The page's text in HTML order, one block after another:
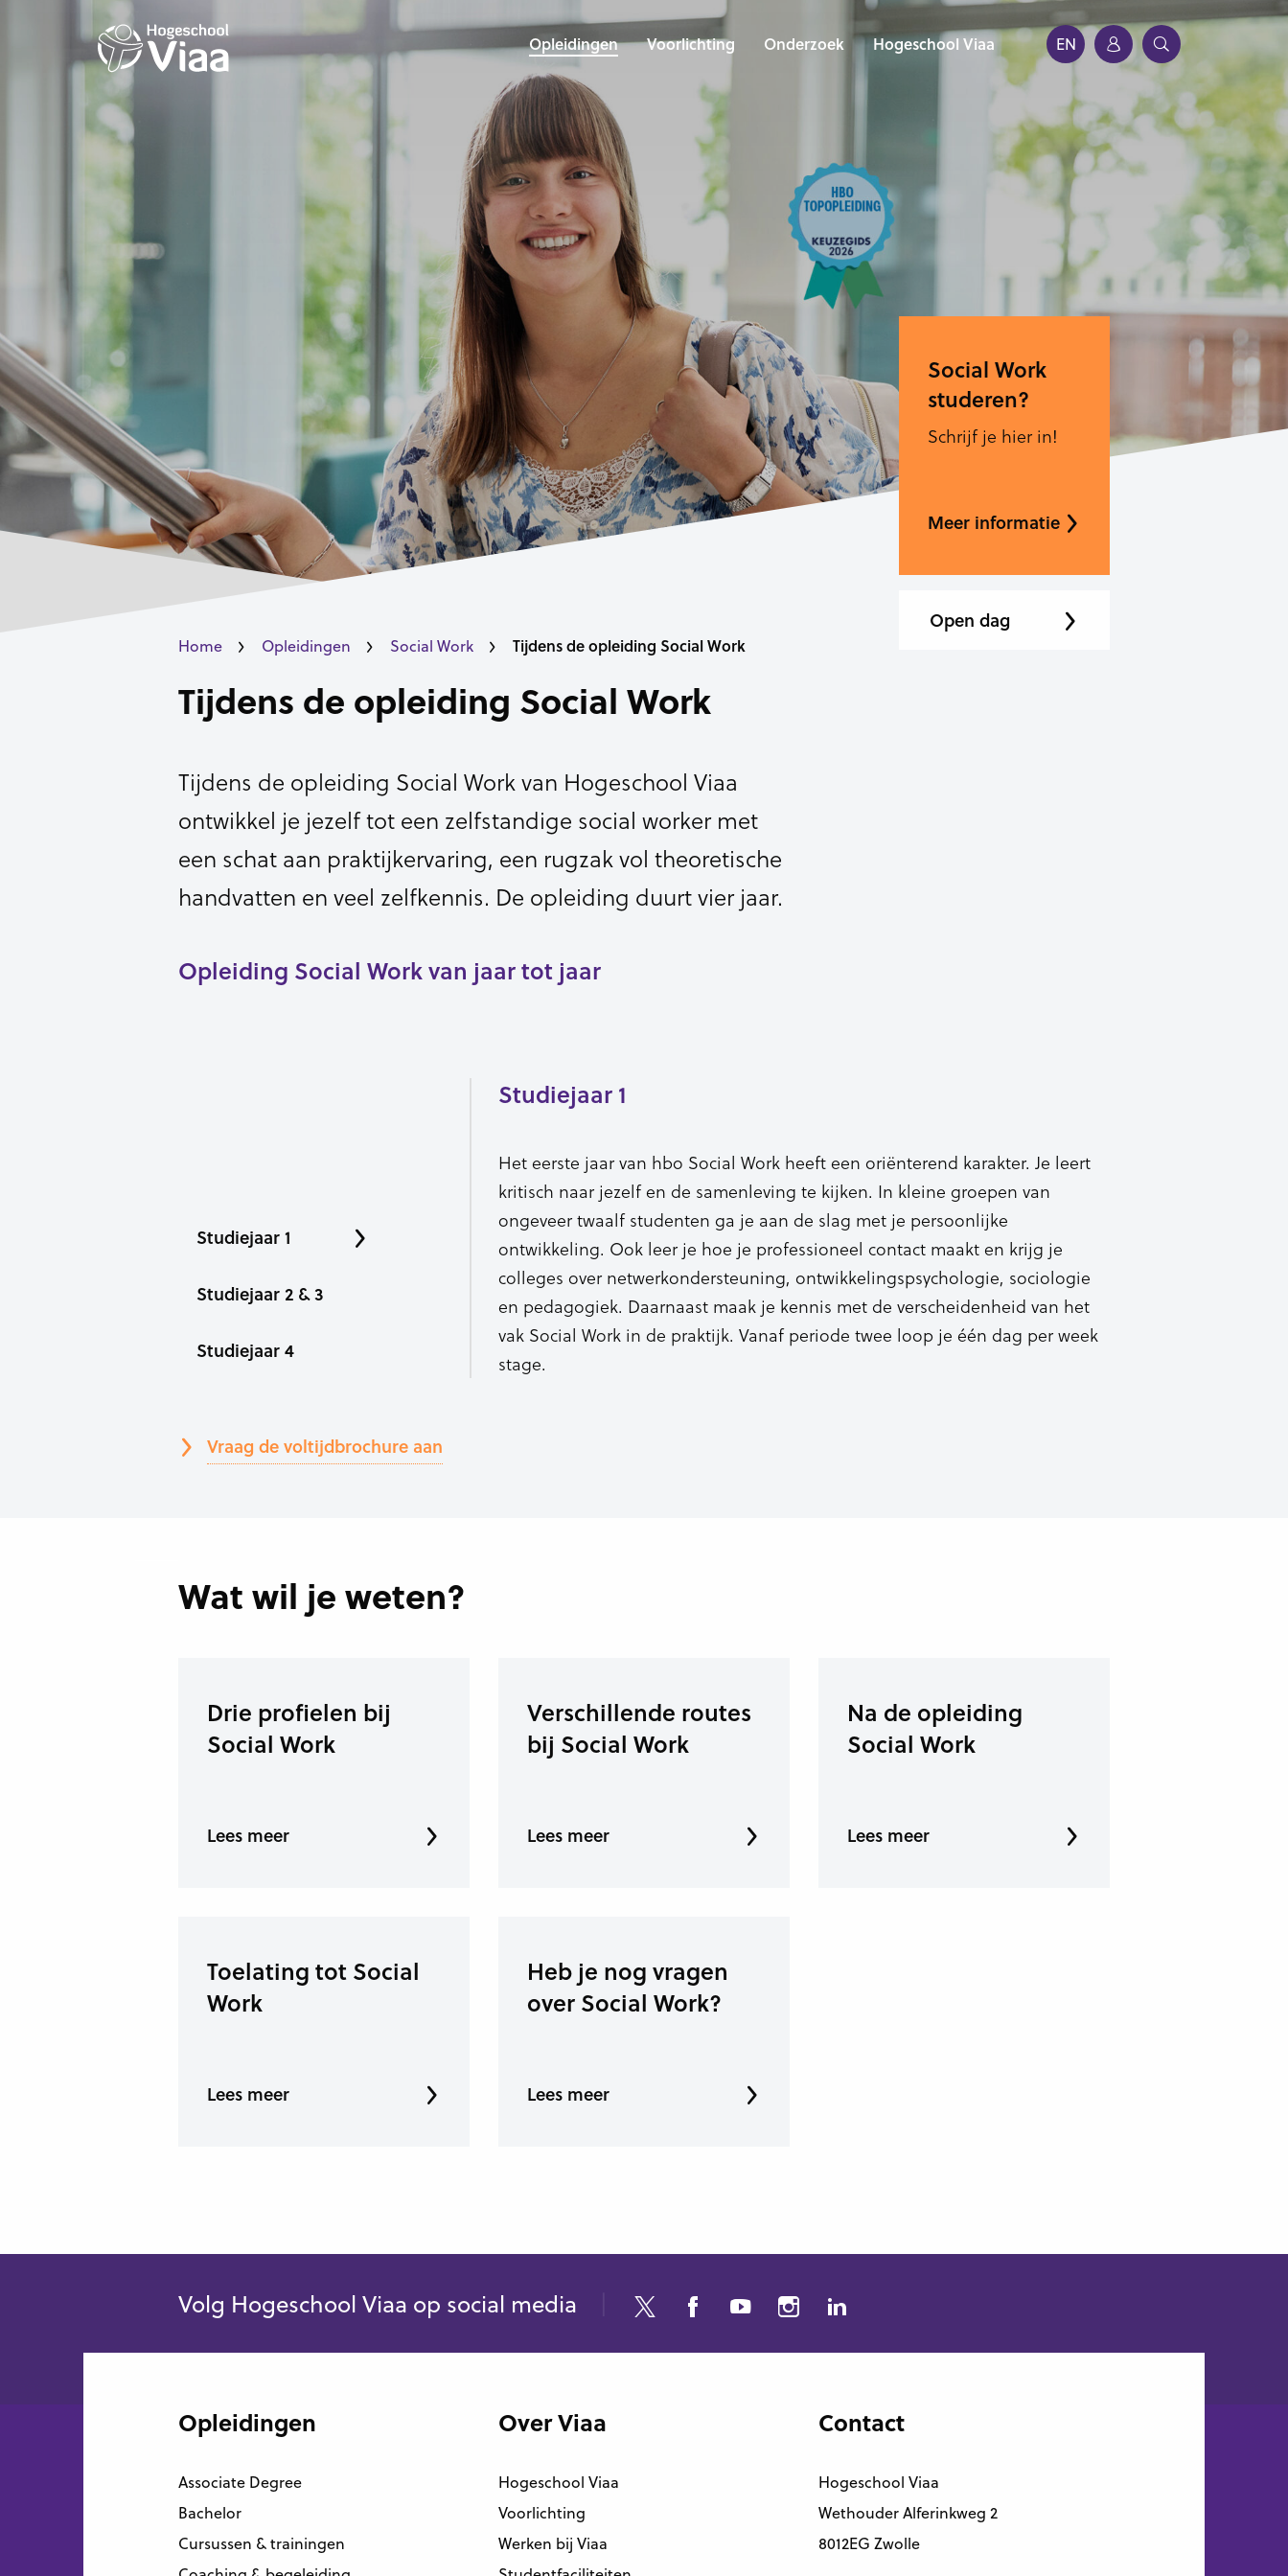
Opleidingen Voorlichting Onderzoek Hogeschool Viaa EN
Social Work
studeren?
Schrijf je hier in!
Meer informatie
Open dag
Home Opleidingen Social Work Tijdens de opleiding Social Work
Tijdens de opleiding Social Work
Tijdens de opleiding Social Work van Hogeschool Viaa
ontwikkel je jezelf tot een zelfstandige social worker met
een schat aan praktijkervaring, een rugzak vol theoretische
handvatten en veel zelfkennis. De opleiding duurt vier jaar.
Opleiding Social Work van jaar tot jaar
Studiejaar 1
Studiejaar 2 & 3
Studiejaar 4
Studiejaar 1
Het eerste jaar van hbo Social Work heeft een oriënterend karakter. Je leert
kritisch naar jezelf en de samenleving te kijken. In kleine groepen van
ongeveer twaalf studenten ga je aan de slag met je persoonlijke
ontwikkeling. Ook leer je hoe je professioneel contact maakt en krijg je
colleges over netwerkondersteuning, ontwikkelingspsychologie, sociologie
en pedagogiek. Daarnaast maak je kennis met de verscheidenheid van het
vak Social Work in de praktijk. Vanaf periode twee loop je één dag per week
stage.
Vraag de voltijdbrochure aan
Wat wil je weten?
Drie profielen bij
Social Work
Lees meer
Verschillende routes
bij Social Work
Lees meer
Na de opleiding
Social Work
Lees meer
Toelating tot Social
Work
Lees meer
Heb je nog vragen
over Social Work?
Lees meer
Volg Hogeschool Viaa op social media
Opleidingen
Associate Degree
Bachelor
Cursussen & trainingen
Over Viaa
Hogeschool Viaa
Voorlichting
Werken bij Viaa
Contact
Hogeschool Viaa
Wethouder Alferinkweg 2
8012EG Zwolle